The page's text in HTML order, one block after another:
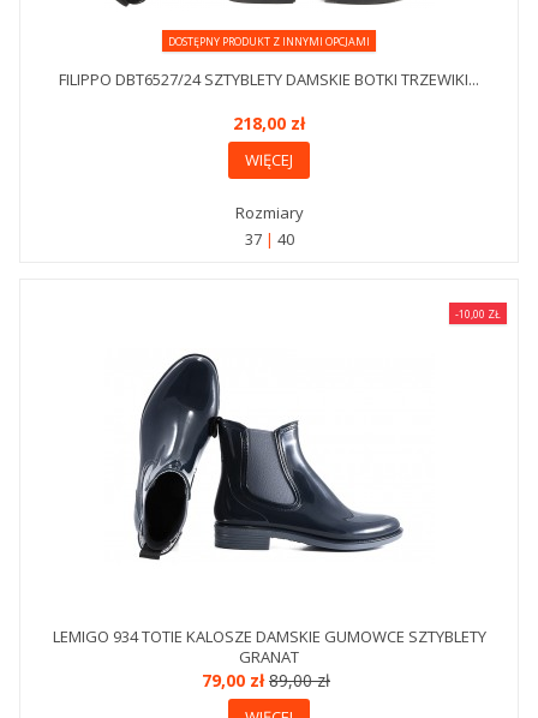
DOSTĘPNY PRODUKT Z INNYMI OPCJAMI
FILIPPO DBT6527/24 SZTYBLETY DAMSKIE BOTKI TRZEWIKI...
218,00 zł
WIĘCEJ
Rozmiary
37
40
-10,00 ZŁ
LEMIGO 934 TOTIE KALOSZE DAMSKIE GUMOWCE SZTYBLETY
GRANAT
79,00 zł89,00 zł